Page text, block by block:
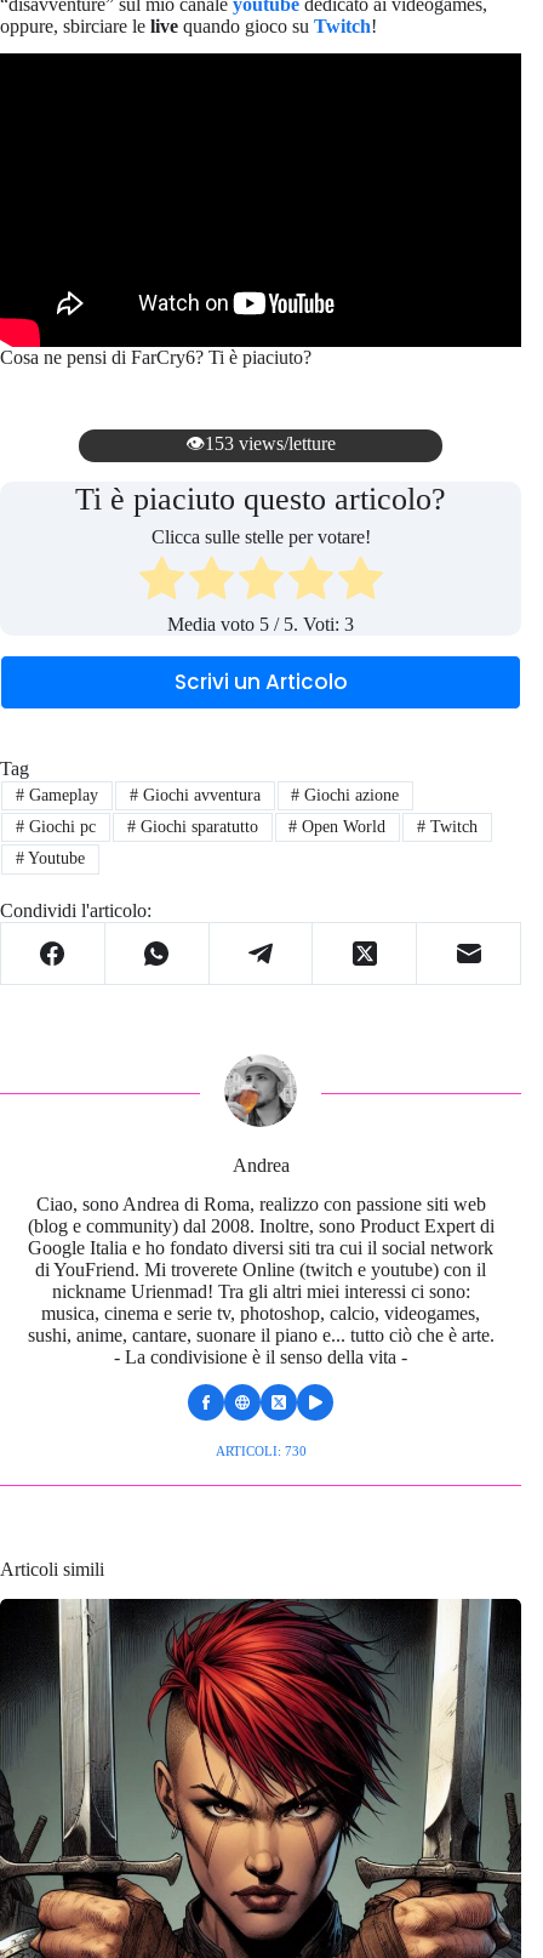
oppure, sbirciare le live quando gioco su Twitch!
Cosa ne pensi di FarCry6? Ti è piaciuto?
👁️153 views/letture
Ti è piaciuto questo articolo?
Clicca sulle stelle per votare!
Media voto 5 / 5. Voti:3
Scrivi un Articolo
Tag
#Gameplay #Giochi avventura # Giochi azione
#Giochi pc #Giochi sparatutto # Open World # Twitch
#Youtube
Condividi l'articolo:
Andrea
Ciao, sono Andrea di Roma, realizzo con passione siti web
(blog e community) dal 2008. Inoltre, sono Product Expert di
Google Italia e ho fondato diversi siti tra cui il social network
di YouFriend. Mi troverete Online (twitch e youtube) con il
nickname Urienmad! Tra gli altri miei interessi ci sono:
musica, cinema e serie tv, photoshop, calcio, videogames,
sushi, anime, cantare, suonare il piano e... tutto ciò che è arte.
- La condivisione è il senso della vita -
ARTICOLI: 730
Articoli simili